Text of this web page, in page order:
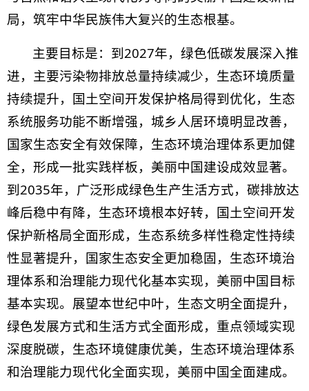
局，筑牢中华民族伟大复兴的生态根基。
主要目标是：到2027年，绿色低碳发展深入推
进，主要污染物排放总量持续减少，生态环境质量
持续提升，国土空间开发保护格局得到优化，生态
系统服务功能不断增强，城乡人居环境明显改善，
国家生态安全有效保障，生态环境治理体系更加健
全，形成一批实践样板，美丽中国建设成效显著。
到2035年，广泛形成绿色生产生活方式，碳排放达
峰后稳中有降，生态环境根本好转，国土空间开发
保护新格局全面形成，生态系统多样性稳定性持续
性显著提升，国家生态安全更加稳固，生态环境治
理体系和治理能力现代化基本实现，美丽中国目标
基本实现。展望本世纪中叶，生态文明全面提升，
绿色发展方式和生活方式全面形成，重点领域实现
深度脱碳，生态环境健康优美，生态环境治理体系
和治理能力现代化全面实现，美丽中国全面建成。